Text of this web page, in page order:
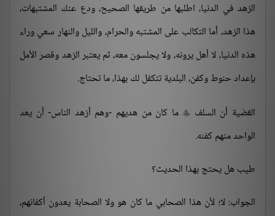
الزهد في الدنيا، اطلبها من طريقها الصحيح، ودع عنك المشتبهات،
هذا الزهد، أما التكالب على المشتبه والحرام، والليل والنهار سعي وراء
هذه الدنيا، لا أهل يرونه، ولا يجلسون معه، ثم يعتبر الزهد وقصر الأمل
بإعداد حنوط وكفن، البلدية تتكفل لك بهذا، ما تحتاج.
القضية أن السلف ما كان من هديهم -وهم أزهد الناس- أن يعد
الواحد منهم كفنه.
طيب هل يحتج بهذا الحديث؟
الجواب: لا؛ لأن هذا الصحابي ما كان هو ولا الصحابة يعدون أكفانهم،